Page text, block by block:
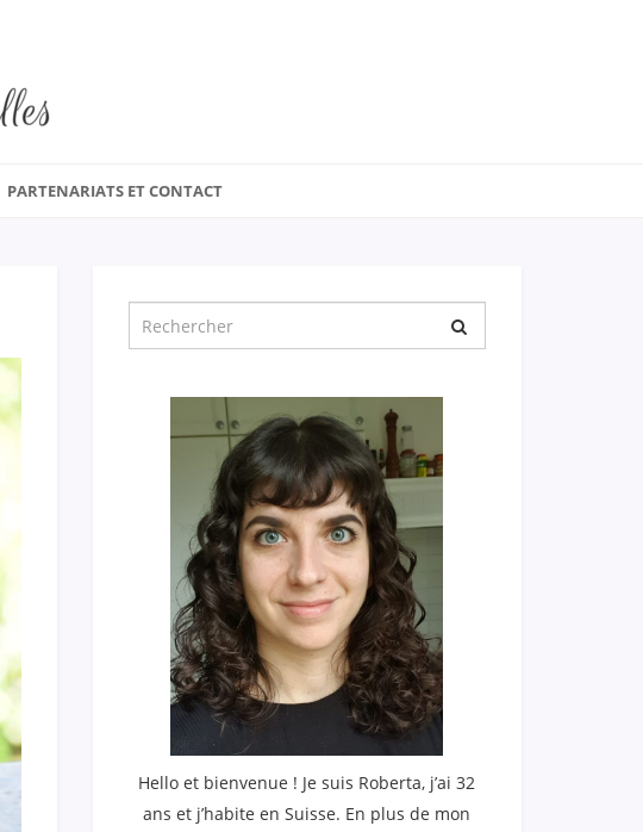
PARTENARIATS ET CONTACT
pour
:
Hello et bienvenue ! Je suis Roberta, j’ai 32
ans et j’habite en Suisse. En plus de mon